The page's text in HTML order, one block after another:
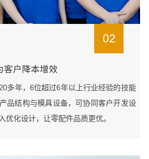
02
客户降本增效
多年，6位超过6年以上行业经验的技能
品结构与模具设备，可协同客户开发设
优化设计，让零配件品质更优。